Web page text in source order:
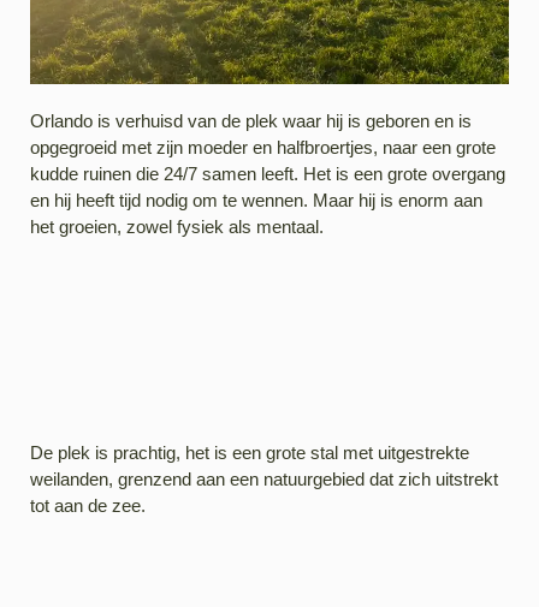
Orlando is verhuisd van de plek waar hij is geboren en is
opgegroeid met zijn moeder en halfbroertjes, naar een grote
kudde ruinen die 24/7 samen leeft. Het is een grote overgang
en hij heeft tijd nodig om te wennen. Maar hij is enorm aan
het groeien, zowel fysiek als mentaal.
De plek is prachtig, het is een grote stal met uitgestrekte
weilanden, grenzend aan een natuurgebied dat zich uitstrekt
tot aan de zee.